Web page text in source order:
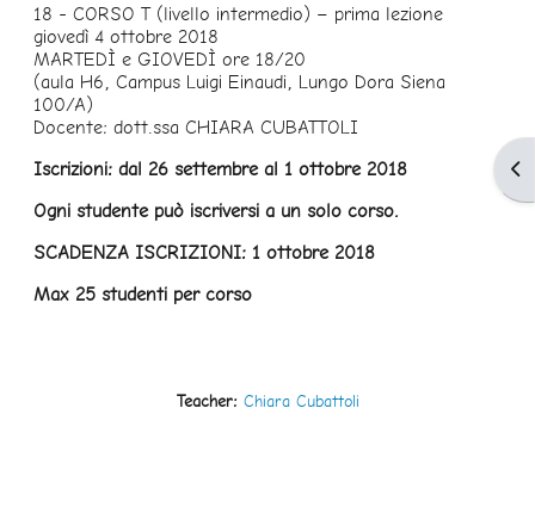
18 - CORSO T (livello intermedio) – prima lezione
giovedì 4 ottobre 2018
MARTEDÌ e GIOVEDÌ ore 18/20
(aula H6, Campus Luigi Einaudi, Lungo Dora Siena
100/A)
Docente: dott.ssa CHIARA CUBATTOLI
Iscrizioni: dal 26 settembre al 1 ottobre 2018
Ogni studente può iscriversi a un solo corso.
SCADENZA ISCRIZIONI: 1 ottobre 2018
Max 25 studenti per corso
Teacher: Chiara Cubattoli